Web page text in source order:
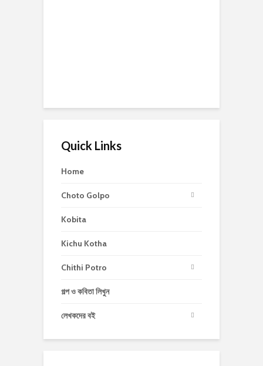
Quick Links
Home
Choto Golpo
Kobita
Kichu Kotha
Chithi Potro
গল্প ও কবিতা লিখুন
লেখকদের বই